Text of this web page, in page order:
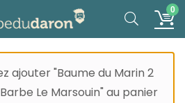
0
ajouter "Baume du Marin 2
Le Marsouin" au panier